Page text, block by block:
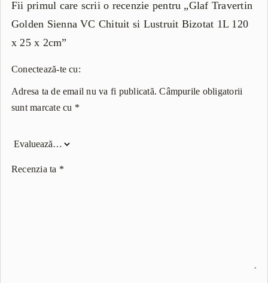
Fii primul care scrii o recenzie pentru „Glaf Travertin
Golden Sienna VC Chituit si Lustruit Bizotat 1L 120
x 25 x 2cm”
Conectează-te cu:
Adresa ta de email nu va fi publicată. Câmpurile obligatorii
sunt marcate cu *
Recenzia ta *